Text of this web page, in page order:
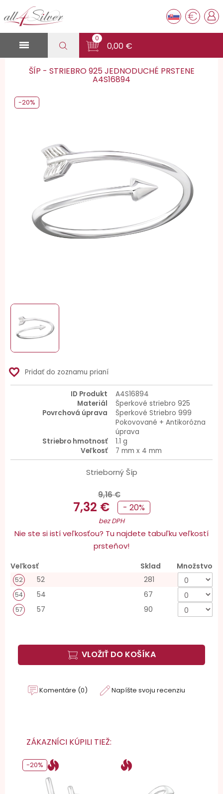
€

0
0,00 €
ŠÍP - STRIEBRO 925 JEDNODUCHÉ PRSTENE
A4S16894
-20%
favorite_border Pridať do zoznamu prianí
ID Produkt
A4S16894
Materiál
Šperkové striebro 925
Povrchová úprava
Šperkové Striebro 999
Pokovované + Antikorózna
úprava
Striebro hmotnosť
1.1 g
Veľkosť
7 mm x 4 mm
Strieborný Šíp
9,16 €
7,32 € - 20%
bez DPH
Nie ste si istí veľkosťou? Tu najdete tabuľku veľkostí
prsteňov!
Veľkosť Sklad Množstvo
52 52 281
54 54 67
57 57 90
VLOŽIŤ DO KOŠÍKA
Komentáre (0) Napíšte svoju recenziu
ZÁKAZNÍCI KÚPILI TIEŽ:
-20%